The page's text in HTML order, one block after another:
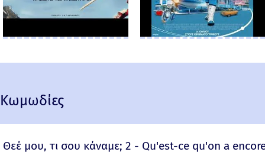
Κωμωδίες
Θεέ μου, τι σου κάναμε; 2 - Qu'est-ce qu'on a